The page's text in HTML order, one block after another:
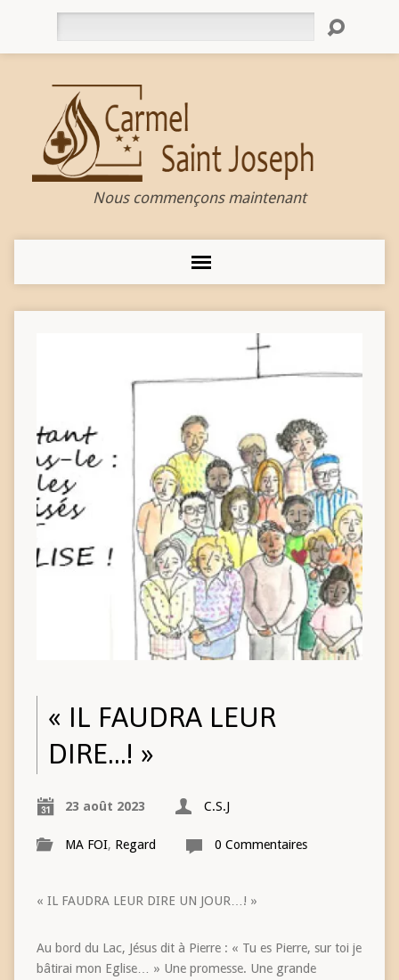
Nous commençons maintenant
« IL FAUDRA LEUR
DIRE…! »
23 août 2023 C.S.J
MA FOI, Regard 0 Commentaires
« IL FAUDRA LEUR DIRE UN JOUR…! »
Au bord du Lac, Jésus dit à Pierre : « Tu es Pierre, sur toi je
bâtirai mon Eglise… » Une promesse. Une grande